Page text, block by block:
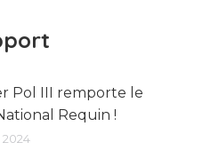
Pol III remporte le
Requin !
2024